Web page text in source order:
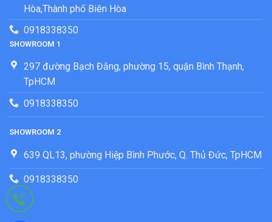
Hòa,Thành phố Biên Hòa
0918338350
SHOWROOM 1
297 đường Bạch Đằng, phường 15, quận Bình Thạnh,
TpHCM
0918338350
SHOWROOM 2
639 QL13, phường Hiệp Bình Phước, Q. Thủ Đức, TpHCM
0918338350